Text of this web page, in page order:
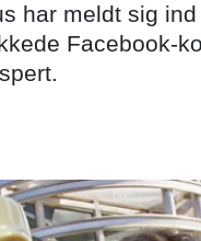
har meldt sig
Facebook-